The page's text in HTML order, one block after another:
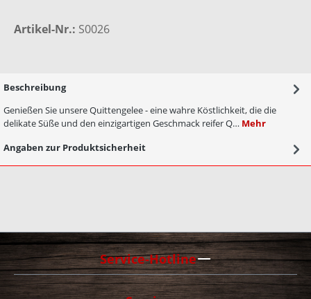
Artikel-Nr.: S0026
Beschreibung
Genießen Sie unsere Quittengelee - eine wahre Köstlichkeit, die die
delikate Süße und den einzigartigen Geschmack reifer Q… Mehr
Angaben zur Produktsicherheit
Service-Hotline